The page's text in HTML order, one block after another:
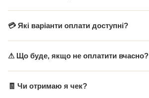
💳 Які варіанти оплати доступні?
⚠ Що буде, якщо не оплатити вчасно?
🧾 Чи отримаю я чек?